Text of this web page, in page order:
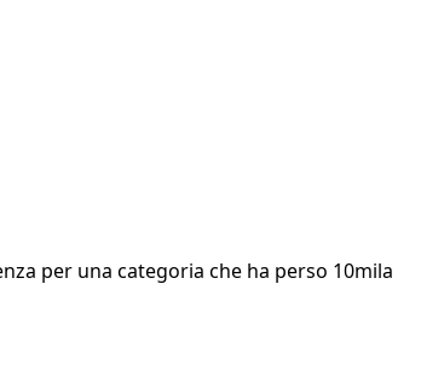
per una categoria che ha perso 10mila